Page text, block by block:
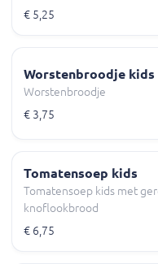
€ 5,25
Worstenbroodje kids
Worstenbroodje
€ 3,75
Tomatensoep kids
Tomatensoep kids met
knoflookbrood
€ 6,75